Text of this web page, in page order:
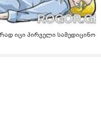
იცი პირველი სამედიცინო